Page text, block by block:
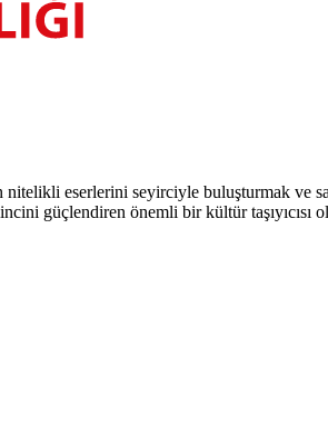
eserlerini seyirciyle buluşturmak ve
güçlendiren önemli bir kültür taşıyıcısı